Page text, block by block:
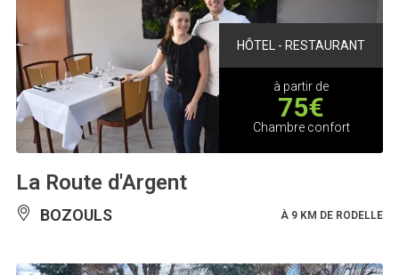
HÔTEL - RESTAURANT
à partir de
75€
Chambre confort
La Route d'Argent
BOZOULS À 9 KM DE RODELLE